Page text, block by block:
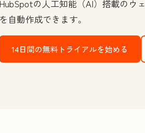
HubSpotの人工知能（AI）搭載のウ
を自動作成できます。
14日間の無料トライアルを始める